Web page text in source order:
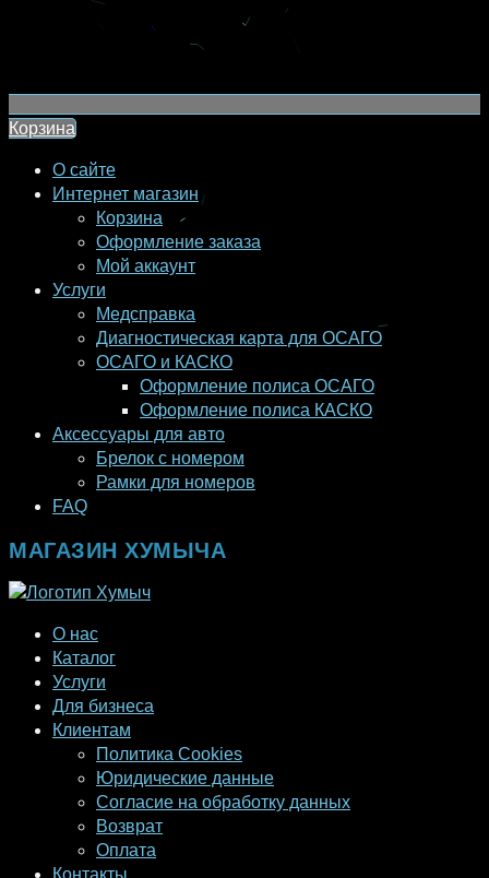
Корзина
О сайте
Интернет магазин
Корзина
Оформление заказа
Мой аккаунт
Услуги
Медсправка
Диагностическая карта для ОСАГО
ОСАГО и КАСКО
Оформление полиса ОСАГО
Оформление полиса КАСКО
Аксессуары для авто
Брелок с номером
Рамки для номеров
FAQ
МАГАЗИН ХУМЫЧА
О нас
Каталог
Услуги
Для бизнеса
Клиентам
Политика Cookies
Юридические данные
Согласие на обработку данных
Возврат
Оплата